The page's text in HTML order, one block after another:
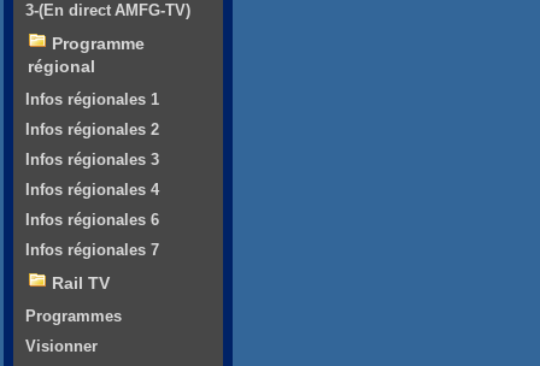
3-(En direct AMFG-TV)
Programme
régional
Infos régionales 1
Infos régionales 2
Infos régionales 3
Infos régionales 4
Infos régionales 6
Infos régionales 7
Rail TV
Programmes
Visionner